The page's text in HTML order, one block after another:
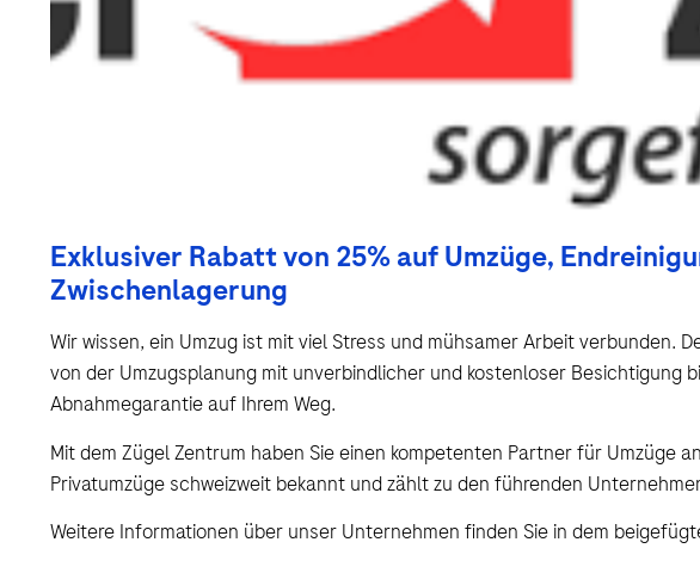
Exklusiver Rabatt von 25% auf Umzüge,
Zwischenlagerung
Wir wissen, ein Umzug ist mit viel Stress und mühsamer Arbeit verbunden.
von der Umzugsplanung mit unverbindlicher und kostenloser Besichtigung
Abnahmegarantie auf Ihrem Weg.
Mit dem Zügel Zentrum haben Sie einen kompetenten Partner für Umzüge
Privatumzüge schweizweit bekannt und zählt zu den führenden
Weitere Informationen über unser Unternehmen finden Sie in dem